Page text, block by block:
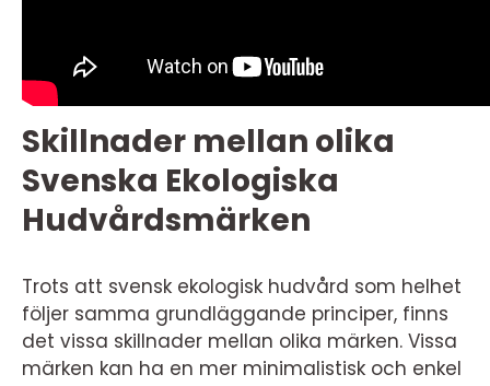
Skillnader mellan olika
Svenska Ekologiska
Hudvårdsmärken
Trots att svensk ekologisk hudvård som helhet
följer samma grundläggande principer, finns
det vissa skillnader mellan olika märken. Vissa
märken kan ha en mer minimalistisk och enkel